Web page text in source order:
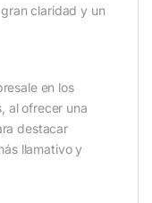
claridad y un
en los
al ofrecer una
destacar
llamativo y